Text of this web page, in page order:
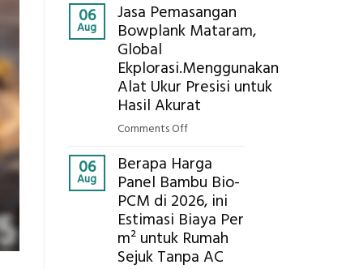
06
Aug
Jasa Pemasangan
Bowplank Mataram,
Global
Ekplorasi.Menggunakan
Alat Ukur Presisi untuk
Hasil Akurat
Comments Offon
Pemasangan
Bowplank
Mataram,
Global
Ekplorasi.Menggunakan
Alat
06
Aug
Berapa Harga
Panel Bambu Bio-
PCM di 2026, ini
Estimasi Biaya Per
m² untuk Rumah
Sejuk Tanpa AC